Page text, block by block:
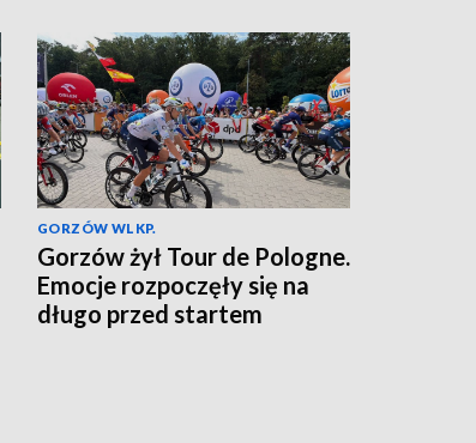
GORZÓW WLKP.
Gorzów żył Tour de Pologne.
Emocje rozpoczęły się na
długo przed startem